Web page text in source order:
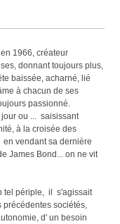
en 1966, créateur
donnant toujours plus,
baissée, acharné, lié
à chacun de ses
passionné.
ou ... saisissant
à la croisée des
en vendant sa dernière
James Bond... on ne vit
tel périple, il s'agissait
sociétés,
d' un besoin